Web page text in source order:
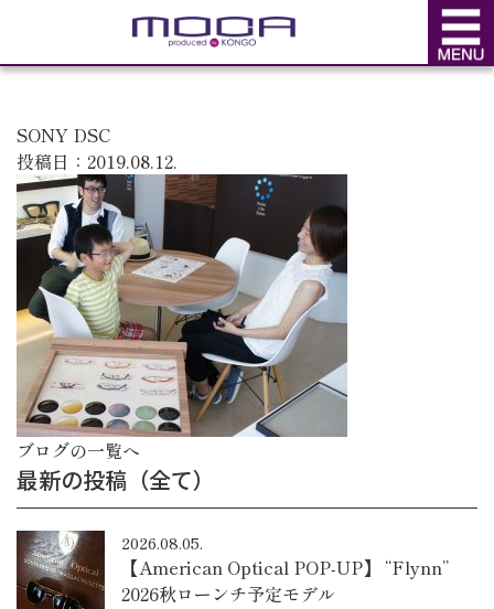
BLOG
SONY DSC
投稿日：2019.08.12.
ブログの一覧へ
最新の投稿（全て）
2026.08.05.
【American Optical POP-UP】 “Flynn”
2026秋ローンチ予定モデル